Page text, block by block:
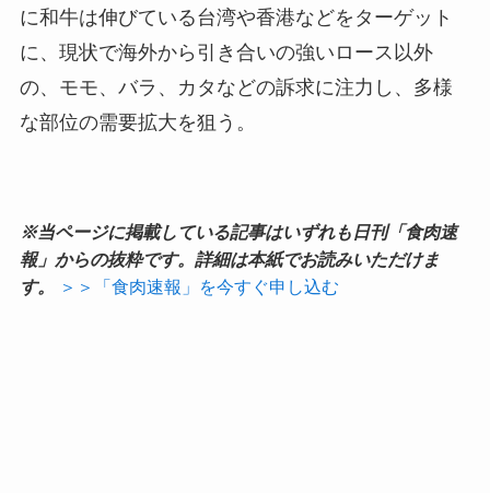
に和牛は伸びている台湾や香港などをターゲット
に、現状で海外から引き合いの強いロース以外
の、モモ、バラ、カタなどの訴求に注力し、多様
な部位の需要拡大を狙う。
※当ページに掲載している記事はいずれも日刊「食肉速
報」からの抜粋です。詳細は本紙でお読みいただけま
す。
＞＞「食肉速報」を今すぐ申し込む